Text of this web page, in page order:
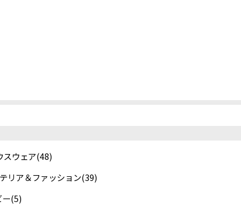
スウェア(48)
テリア＆ファッション(39)
ー(5)